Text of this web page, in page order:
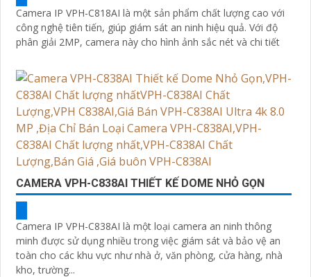
Camera IP VPH-C818AI là một sản phẩm chất lượng cao với
công nghệ tiên tiến, giúp giám sát an ninh hiệu quả. Với độ
phân giải 2MP, camera này cho hình ảnh sắc nét và chi tiết
CAMERA VPH-C838AI THIẾT KẾ DOME NHỎ GỌN
Camera IP VPH-C838AI là một loại camera an ninh thông
minh được sử dụng nhiều trong việc giám sát và bảo vệ an
toàn cho các khu vực như nhà ở, văn phòng, cửa hàng, nhà
kho, trường...